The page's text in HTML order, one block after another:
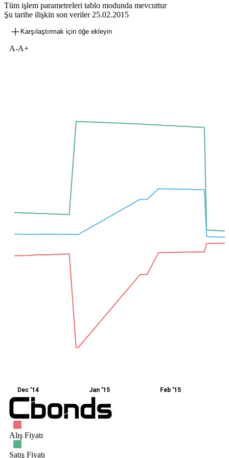
Tüm işlem parametreleri tablo modunda mevcuttur
Şu tarihe ilişkin son veriler 25.02.2015
Karşılaştırmak için öğe ekleyin